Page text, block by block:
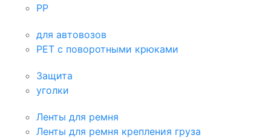
PP
для автовозов
PET с поворотными крюками
Защита
уголки
Ленты для ремня
Ленты для ремня крепления груза